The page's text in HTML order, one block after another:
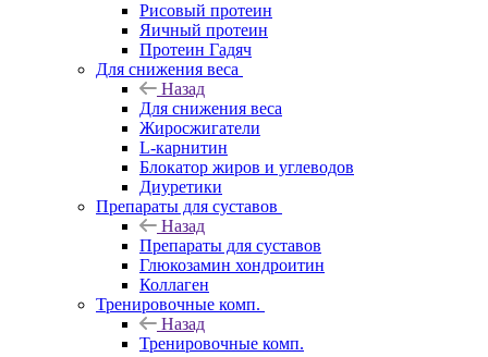
Рисовый протеин
Яичный протеин
Протеин Гадяч
Для снижения веса
Назад
Для снижения веса
Жиросжигатели
L-карнитин
Блокатор жиров и углеводов
Диуретики
Препараты для суставов
Назад
Препараты для суставов
Глюкозамин хондроитин
Коллаген
Тренировочные комп.
Назад
Тренировочные комп.